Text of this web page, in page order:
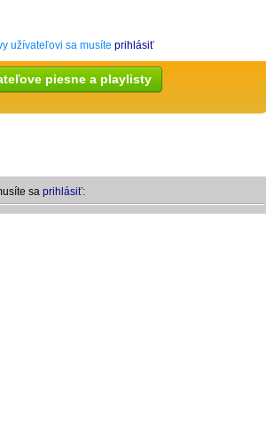
užívateľovi sa musíte prihlásiť
piesne a playlisty
sa prihlásiť: